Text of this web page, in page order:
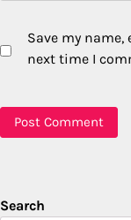
Save my
next time I
Search